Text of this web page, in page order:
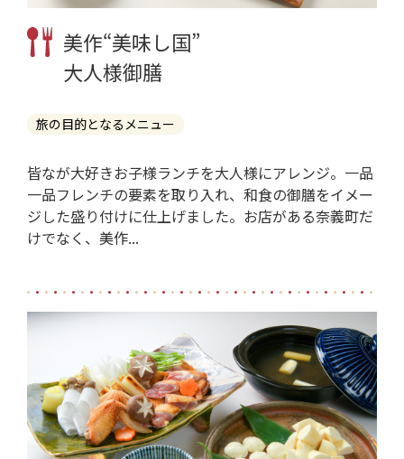
美作“美味し国”
大人様御膳
旅の目的となるメニュー
皆なが大好きお子様ランチを大人様にアレンジ。一品
一品フレンチの要素を取り入れ、和食の御膳をイメー
ジした盛り付けに仕上げました。お店がある奈義町だ
けでなく、美作...